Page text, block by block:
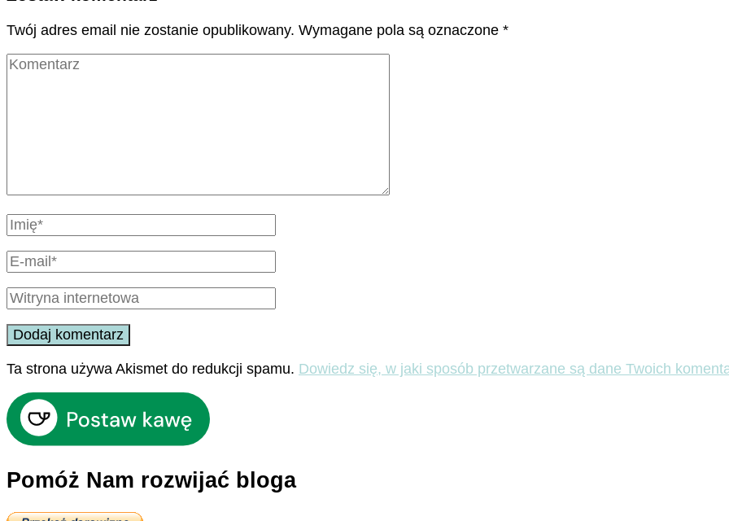
Twój adres email nie zostanie opublikowany. Wymagane pola są oznaczone *
Ta strona używa Akismet do redukcji spamu. Dowiedz się, w jaki sposób przetwarzane są dane Twoich
Pomóż Nam rozwijać bloga